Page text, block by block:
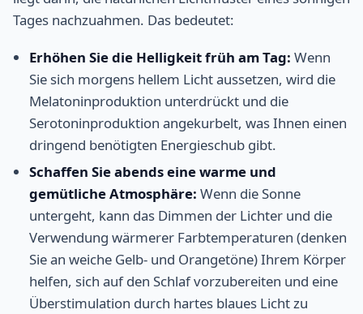
Tages nachzuahmen. Das bedeutet:
Erhöhen Sie die Helligkeit früh am Tag: Wenn
Sie sich morgens hellem Licht aussetzen, wird die
Melatoninproduktion unterdrückt und die
Serotoninproduktion angekurbelt, was Ihnen einen
dringend benötigten Energieschub gibt.
Schaffen Sie abends eine warme und
gemütliche Atmosphäre: Wenn die Sonne
untergeht, kann das Dimmen der Lichter und die
Verwendung wärmerer Farbtemperaturen (denken
Sie an weiche Gelb- und Orangetöne) Ihrem Körper
helfen, sich auf den Schlaf vorzubereiten und eine
Überstimulation durch hartes blaues Licht zu